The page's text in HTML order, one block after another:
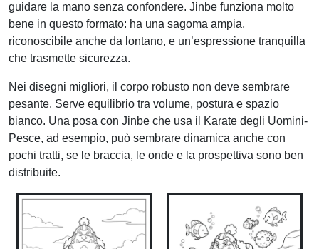
guidare la mano senza confondere. Jinbe funziona molto
bene in questo formato: ha una sagoma ampia,
riconoscibile anche da lontano, e un’espressione tranquilla
che trasmette sicurezza.
Nei disegni migliori, il corpo robusto non deve sembrare
pesante. Serve equilibrio tra volume, postura e spazio
bianco. Una posa con Jinbe che usa il Karate degli Uomini-
Pesce, ad esempio, può sembrare dinamica anche con
pochi tratti, se le braccia, le onde e la prospettiva sono ben
distribuite.